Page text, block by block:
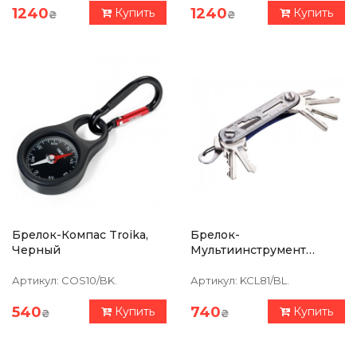
1240₴ Купить 1240₴ Купить
Брелок-Компас Troika,
Черный
Артикул: COS10/BK.
540₴ Купить
Брелок-
Мультиинструмент
Артикул: KCL81/BL.
740₴ Купить